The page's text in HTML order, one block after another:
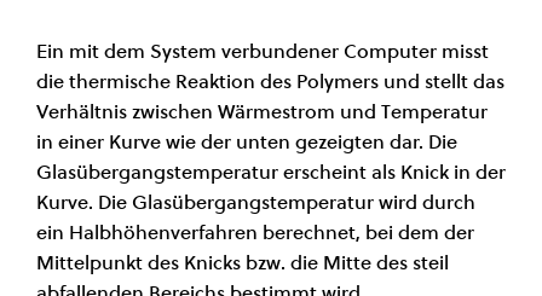
Ein mit dem System verbundener Computer misst
die thermische Reaktion des Polymers und stellt das
Verhältnis zwischen Wärmestrom und Temperatur
in einer Kurve wie der unten gezeigten dar. Die
Glasübergangstemperatur erscheint als Knick in der
Kurve. Die Glasübergangstemperatur wird durch
ein Halbhöhenverfahren berechnet, bei dem der
Mittelpunkt des Knicks bzw. die Mitte des steil